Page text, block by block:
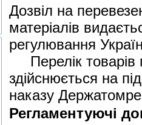
Дозвіл на
матеріалів
регулювання
Перелік товарів
здійснюється на
наказу
Регламентуючі